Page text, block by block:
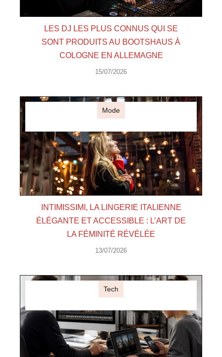
LES DJ LES PLUS CONNUS QUI SE
SONT PRODUITS AU BOOTSHAUS À
COLOGNE EN ALLEMAGNE
15/07/2026
Mode
INTIMISSIMI, LA LINGERIE ITALIENNE
ÉLÉGANTE ET ACCESSIBLE : L’ART DE
LA FÉMINITÉ RÉVÉLÉE
13/07/2026
Tech